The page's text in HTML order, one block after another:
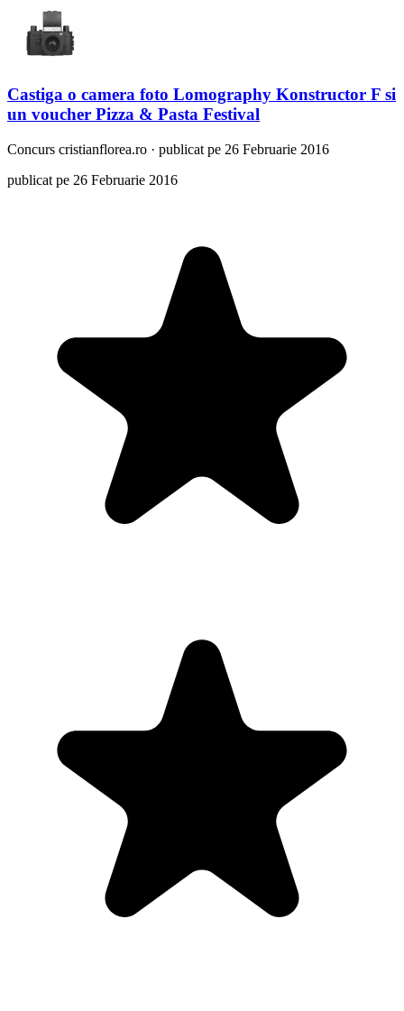
Castiga o camera foto Lomography Konstructor F si
un voucher Pizza & Pasta Festival
Concurs cristianflorea.ro · publicat pe 26 Februarie 2016
publicat pe 26 Februarie 2016